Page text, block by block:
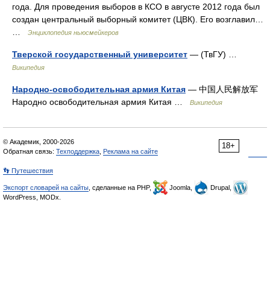
года. Для проведения выборов в КСО в августе 2012 года был
создан центральный выборный комитет (ЦВК). Его возглавил…
Энциклопедия ньюсмейкеров
Тверской государственный университет — (ТвГУ) …
Википедия
Народно-освободительная армия Китая — 中国人民解放军
Народно освободительная армия Китая …
Википедия
18+
© Академик, 2000-2026
Обратная связь: Техподдержка Реклама на сайте
👣 Путешествия
Экспорт словарей на сайты , сделанные на PHP, Joomla,
Drupal,
WordPress, MODx.